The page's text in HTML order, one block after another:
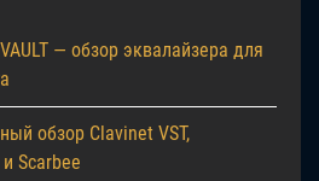
— обзор эквалайзера для
обзор Clavinet VST,
Scarbee